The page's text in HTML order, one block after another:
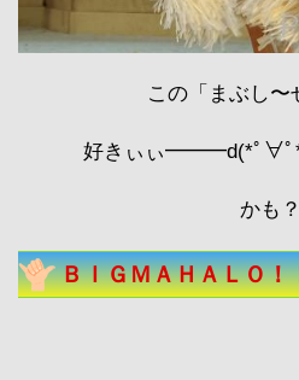
この「まぶし〜
好きぃぃ━━━d(*ﾟ∀
かも？
ＢＩＧＭＡＨＡＬＯ！